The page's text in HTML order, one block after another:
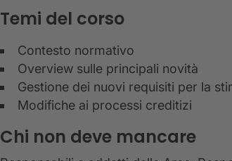
Temi del corso
Contesto normativo
Overview sulle principali novità
Gestione dei nuovi requisiti per la
Modifiche ai processi creditizi
Chi non deve mancare